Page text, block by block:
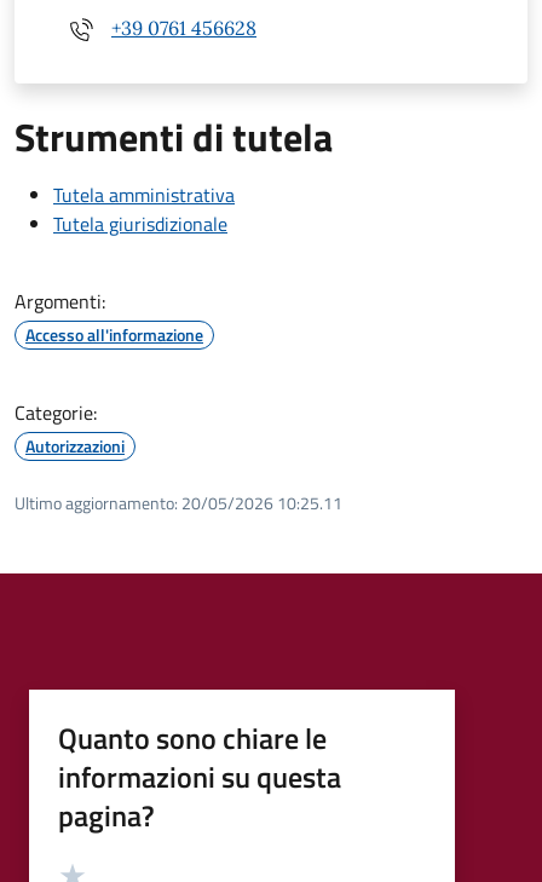
+39 0761 456628
Strumenti di tutela
Tutela amministrativa
Tutela giurisdizionale
Argomenti:
Accesso all'informazione
Categorie:
Autorizzazioni
Ultimo aggiornamento: 20/05/2026 10:25.11
Quanto sono chiare le
informazioni su questa
pagina?
Valutazione